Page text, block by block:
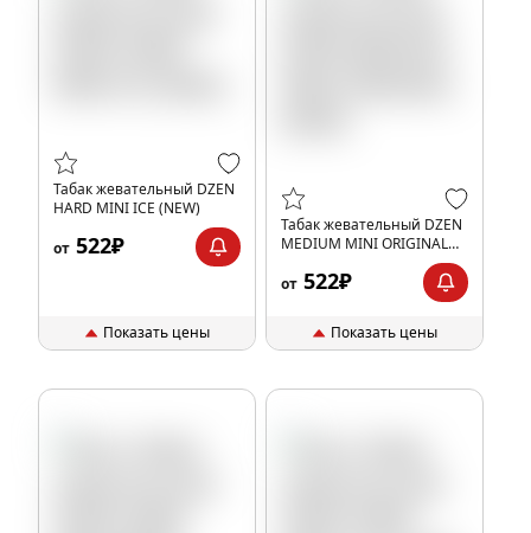
Табак жевательный DZEN
HARD MINI ICE (NEW)
от 522₽
Показать цены
Табак жевательный DZEN
MEDIUM MINI ORIGINAL
от 522₽
Показать цены